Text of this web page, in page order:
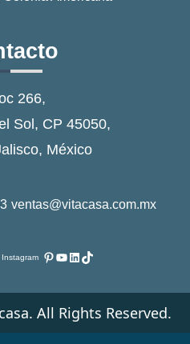
266,
Sol, CP 45050,
México
ventas@vitacasa.com.mx
Instagram Pinterest
YouTube
LinkedIn
TikTok
All Rights Reserved.